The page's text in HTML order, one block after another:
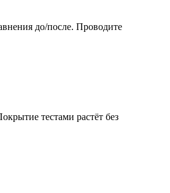
до/после. Проводите
тестами растёт без